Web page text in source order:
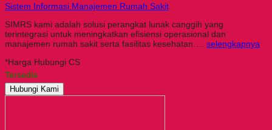
Sistem Informasi Manajemen Rumah Sakit
SIMRS kami adalah solusi perangkat lunak canggih yang
terintegrasi untuk meningkatkan efisiensi operasional dan
manajemen rumah sakit serta fasilitas kesehatan…. selengkapnya
*Harga Hubungi CS
Tersedia
Hubungi Kami